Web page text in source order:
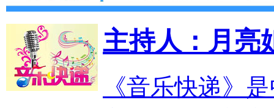
主持人：月亮
《音乐快递》